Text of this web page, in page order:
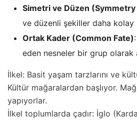
Simetri ve Düzen
ve düzenli şekiller daha kolay
Ortak Kader (Common Fate)
eden nesneler bir grup olarak
İlkel: Basit yaşam tarzlarını ve
Kültür mağaralardan başlıyor.
yapıyorlar.
İlkel toplumlarda çadır: İglo